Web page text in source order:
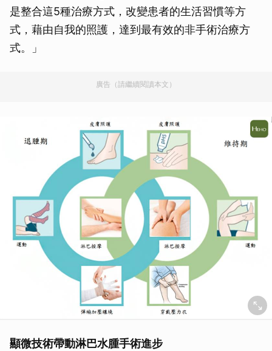
是整合這5種治療方式，改變患者的生活習慣等方
式，藉由自我的照護，達到最有效的非手術治療方
式。」
廣告（請繼續閱讀本文）
顯微技術帶動淋巴水腫手術進步